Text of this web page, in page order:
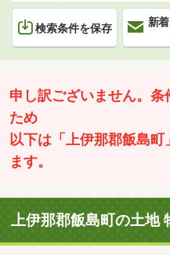
検索条件を保存
新
申し訳ございません。
ため
以下は「上伊那郡飯島
ます。
上伊那郡飯島町の土地